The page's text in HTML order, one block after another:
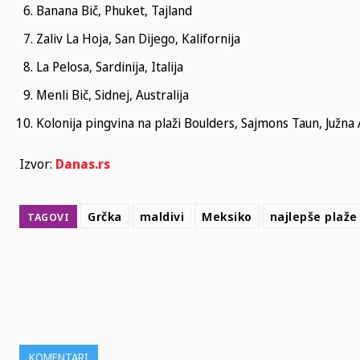
Banana Bič, Phuket, Tajland
Zaliv La Hoja, San Dijego, Kalifornija
La Pelosa, Sardinija, Italija
Menli Bič, Sidnej, Australija
Kolonija pingvina na plaži Boulders, Sajmons Taun, Južna
Izvor: Danas.rs
TAGOVI Grčka maldivi Meksiko najlepše
KOMENTARI